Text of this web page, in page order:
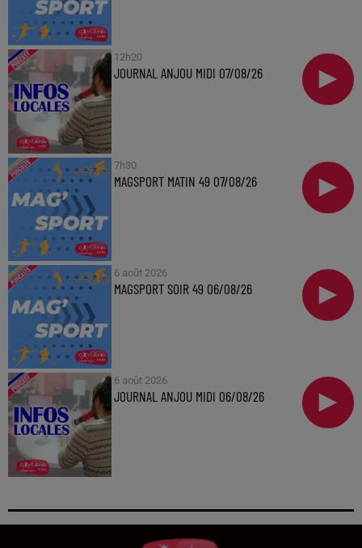
12h20
JOURNAL ANJOU MIDI 07/08/26
7h30
MAGSPORT MATIN 49 07/08/26
6 août 2026
MAGSPORT SOIR 49 06/08/26
6 août 2026
JOURNAL ANJOU MIDI 06/08/26